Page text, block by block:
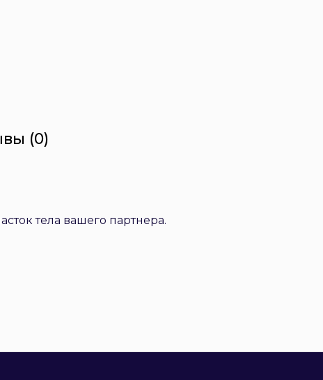
(0)
тела вашего партнера.